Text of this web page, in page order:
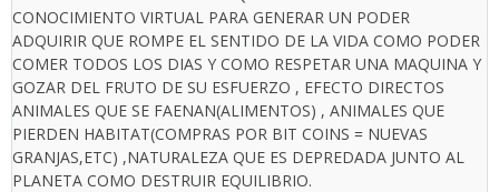
CONOCIMIENTO VIRTUAL PARA GENERAR UN PODER
ADQUIRIR QUE ROMPE EL SENTIDO DE LA VIDA COMO PODER
COMER TODOS LOS DIAS Y COMO RESPETAR UNA MAQUINA Y
GOZAR DEL FRUTO DE SU ESFUERZO , EFECTO DIRECTOS
ANIMALES QUE SE FAENAN(ALIMENTOS) , ANIMALES QUE
PIERDEN HABITAT(COMPRAS POR BIT COINS = NUEVAS
GRANJAS,ETC) ,NATURALEZA QUE ES DEPREDADA JUNTO AL
PLANETA COMO DESTRUIR EQUILIBRIO.